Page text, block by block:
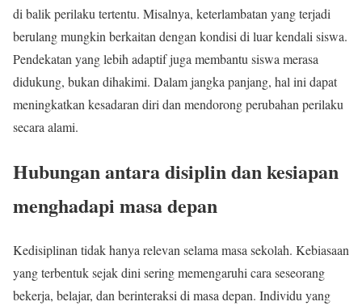
di balik perilaku tertentu. Misalnya, keterlambatan yang terjadi
berulang mungkin berkaitan dengan kondisi di luar kendali siswa.
Pendekatan yang lebih adaptif juga membantu siswa merasa
didukung, bukan dihakimi. Dalam jangka panjang, hal ini dapat
meningkatkan kesadaran diri dan mendorong perubahan perilaku
secara alami.
Hubungan antara disiplin dan kesiapan
menghadapi masa depan
Kedisiplinan tidak hanya relevan selama masa sekolah. Kebiasaan
yang terbentuk sejak dini sering memengaruhi cara seseorang
bekerja, belajar, dan berinteraksi di masa depan. Individu yang